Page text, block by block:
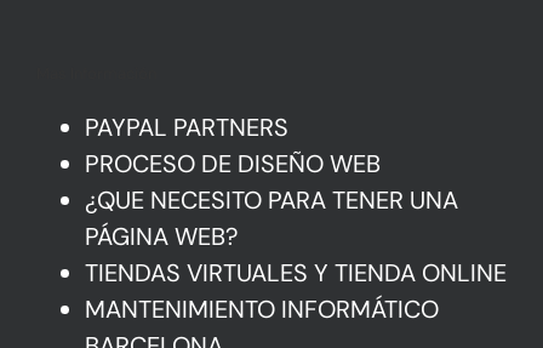
PAYPAL PARTNERS
PROCESO DE DISEÑO WEB
¿QUE NECESITO PARA TENER UNA
PÁGINA WEB?
TIENDAS VIRTUALES Y TIENDA ONLINE
MANTENIMIENTO INFORMÁTICO